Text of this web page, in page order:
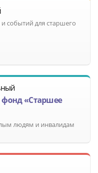
событий для старшего
фонд «Старшее
людям и инвалидам